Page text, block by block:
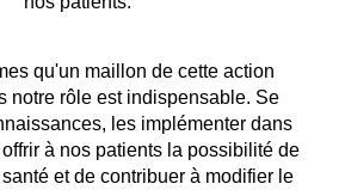
qu'un maillon de cette action
notre rôle est indispensable. Se
les implémenter dans
à nos patients la possibilité de
et de contribuer à modifier le